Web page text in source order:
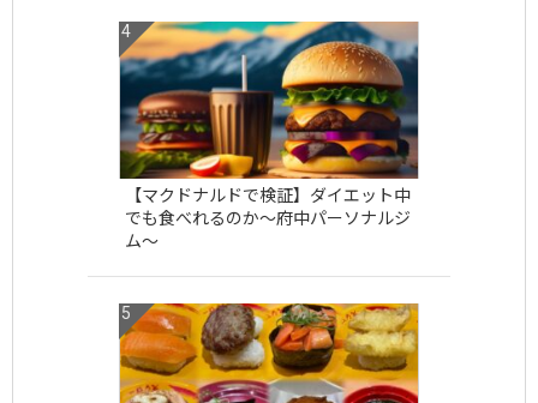
【マクドナルドで検証】ダイエット中
でも食べれるのか〜府中パーソナルジ
ム〜